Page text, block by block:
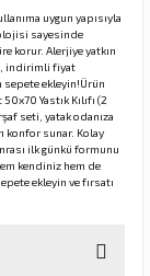
uygun yapısıyla
sayesinde
korur. Alerjiye yatkın
indirimli fiyat
sepete ekleyin!Ürün
Yastık Kılıfı (2
seti, yatak odanıza
konfor sunar. Kolay
ilk günkü formunu
kendiniz hem de
ekleyin ve fırsatı